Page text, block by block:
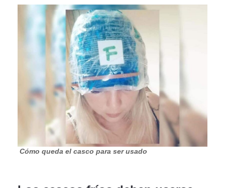
Cómo queda el casco para ser usado